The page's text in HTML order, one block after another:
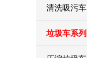
清洗吸污车
垃圾车系列